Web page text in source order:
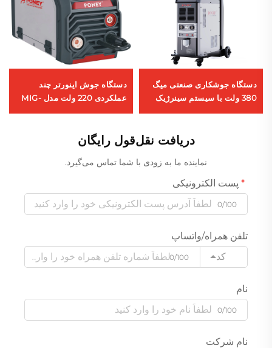
دستگاه جوشکاری صنعتی میگ
380 ولت با سیستم سینرژیک
دستگاه جوش اینورتر چند
عملکردی 220 ولت مدل MIG-
سینرجیک
دریافت نقل‌قول رایگان
نماینده ما به زودی با شما تماس می‌گیرد.
پست الکترونیکی
0/100
تلفن همراه/واتساپ
کد
0/100
نام
0/100
نام شرکت